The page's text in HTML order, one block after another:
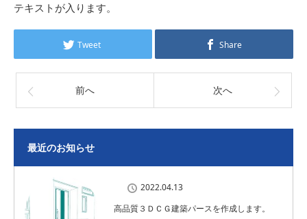
テキストが入ります。
Tweet Share
前へ 次へ
最近のお知らせ
2022.04.13
高品質３ＤＣＧ建築パースを作成します。